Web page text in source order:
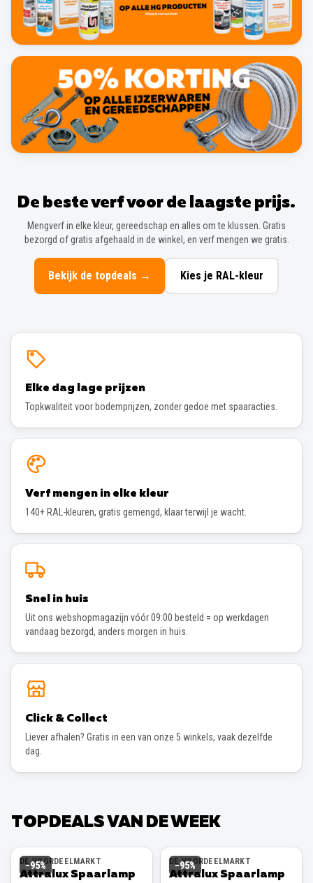
De beste verf voor de laagste prijs.
Mengverf in elke kleur, gereedschap en alles om te klussen. Gratis
bezorgd of gratis afgehaald in de winkel, en verf mengen we gratis.
Bekijk de topdeals → Kies je RAL-kleur
Elke dag lage prijzen
Topkwaliteit voor bodemprijzen, zonder gedoe met spaaracties.
Verf mengen in elke kleur
140+ RAL-kleuren, gratis gemengd, klaar terwijl je wacht.
Snel in huis
Uit ons webshopmagazijn vóór 09:00 besteld = op werkdagen
vandaag bezorgd, anders morgen in huis.
Click & Collect
Liever afhalen? Gratis in een van onze 5 winkels, vaak dezelfde
dag.
TOPDEALS VAN DE WEEK
−95%
DE VOORDEELMARKT
Attralux Spaarlamp
−95%
DE VOORDEELMARKT
Attralux Spaarlamp